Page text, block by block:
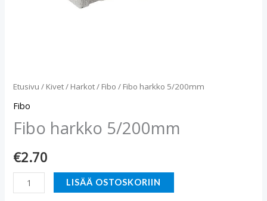
Etusivu / Kivet/ Harkot/ Fibo / Fibo harkko 5/200mm
Fibo
Fibo harkko 5/200mm
€2.70
LISÄÄ OSTOSKORIIN